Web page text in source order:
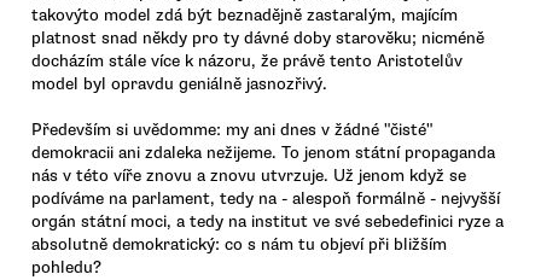
takovýto model zdá být beznadějně zastaralým, majícím
platnost snad někdy pro ty dávné doby starověku; nicméně
docházím stále více k názoru, že právě tento Aristotelův
model byl opravdu geniálně jasnozřivý.
Především si uvědomme: my ani dnes v žádné "čisté"
demokracii ani zdaleka nežijeme. To jenom státní propaganda
nás v této víře znovu a znovu utvrzuje. Už jenom když se
podíváme na parlament, tedy na - alespoň formálně - nejvyšší
orgán státní moci, a tedy na institut ve své sebedefinici ryze a
absolutně demokratický: co s nám tu objeví při bližším
pohledu?